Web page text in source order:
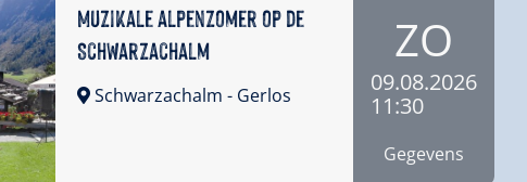
Muzikale alpenzomer op de
Schwarzachalm
Schwarzachalm - Gerlos
ZO
09.08.2026
11:30
Gegevens